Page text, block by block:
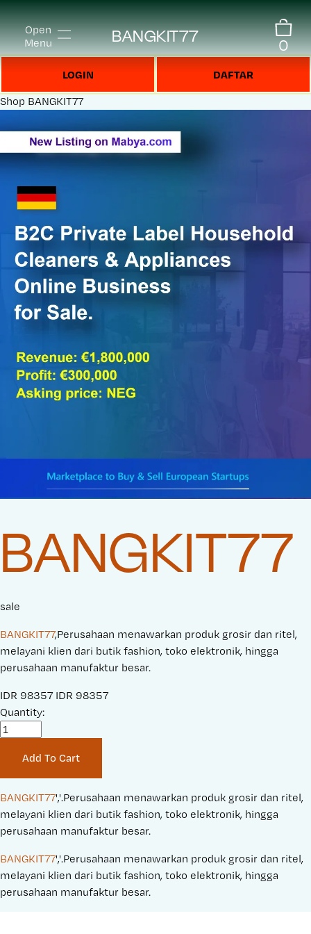
Open
Menu
BANGKIT77 0
LOGIN DAFTAR
Shop BANGKIT77
BANGKIT77
sale
BANGKIT77,Perusahaan menawarkan produk grosir dan ritel,
melayani klien dari butik fashion, toko elektronik, hingga
perusahaan manufaktur besar.
S
a
r
i
c
e
IDR 98357 O
n
a
l
P
i
c
e
IDR 98357
Quantity:
Add To Cart
BANGKIT77','.Perusahaan menawarkan produk grosir dan ritel,
melayani klien dari butik fashion, toko elektronik, hingga
perusahaan manufaktur besar.
BANGKIT77','.Perusahaan menawarkan produk grosir dan ritel,
melayani klien dari butik fashion, toko elektronik, hingga
perusahaan manufaktur besar.